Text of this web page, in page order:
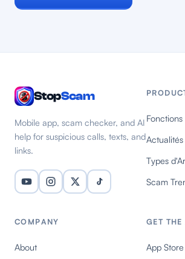
StopScam
Mobile app, scam checker, and AI
help for suspicious calls, texts, and
links.
Fonctions
Actualités
Types
Scam
COMPANY
About
GET THE
App Store